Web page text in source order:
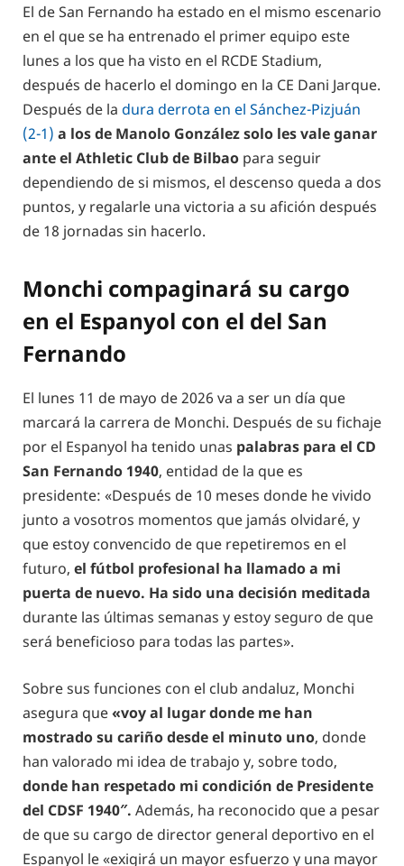
El de San Fernando ha estado en el mismo escenario
en el que se ha entrenado el primer equipo este
lunes a los que ha visto en el RCDE Stadium,
después de hacerlo el domingo en la CE Dani Jarque.
Después de la dura derrota en el Sánchez-Pizjuán
(2-1) a los de Manolo González solo les vale ganar
ante el Athletic Club de Bilbao para seguir
dependiendo de si mismos, el descenso queda a dos
puntos, y regalarle una victoria a su afición después
de 18 jornadas sin hacerlo.
Monchi compaginará su cargo
en el Espanyol con el del San
Fernando
El lunes 11 de mayo de 2026 va a ser un día que
marcará la carrera de Monchi. Después de su fichaje
por el Espanyol ha tenido unas palabras para el CD
San Fernando 1940, entidad de la que es
presidente: «Después de 10 meses donde he vivido
junto a vosotros momentos que jamás olvidaré, y
que estoy convencido de que repetiremos en el
futuro, el fútbol profesional ha llamado a mi
puerta de nuevo. Ha sido una decisión meditada
durante las últimas semanas y estoy seguro de que
será beneficioso para todas las partes».
Sobre sus funciones con el club andaluz, Monchi
asegura que«voy al lugar donde me han
mostrado su cariño desde el minuto uno, donde
han valorado mi idea de trabajo y, sobre todo,
donde han respetado mi condición de Presidente
del CDSF 1940″. Además, ha reconocido que a pesar
de que su cargo de director general deportivo en el
Espanyol le «exigirá un mayor esfuerzo y una mayor